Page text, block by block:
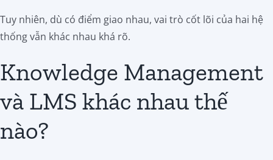
Tuy nhiên, dù có điểm giao nhau, vai trò cốt lõi của hai hệ
thống vẫn khác nhau khá rõ.
Knowledge Management
và LMS khác nhau thế
nào?